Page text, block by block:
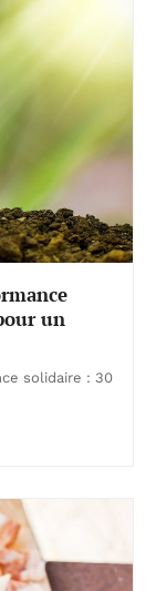
un
solidaire : 30